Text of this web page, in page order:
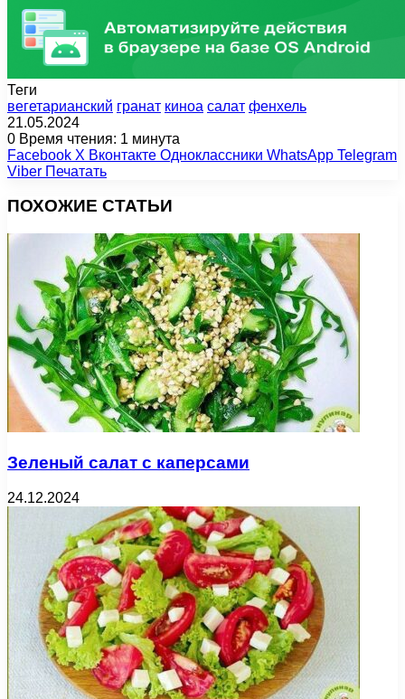
Теги
вегетарианский гранат киноа салат фенхель
21.05.2024
0 Время чтения: 1 минута
Facebook X Вконтакте Одноклассники WhatsApp Telegram
Viber Печатать
ПОХОЖИЕ СТАТЬИ
Зеленый салат с каперсами
24.12.2024